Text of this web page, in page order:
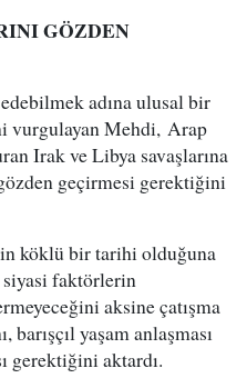
GÖZDEN
adına ulusal bir
vurgulayan Mehdi, Arap
Irak ve Libya savaşlarına
geçirmesi gerektiğini
köklü bir tarihi olduğuna
faktörlerin
aksine çatışma
barışçıl yaşam anlaşması
gerektiğini aktardı.